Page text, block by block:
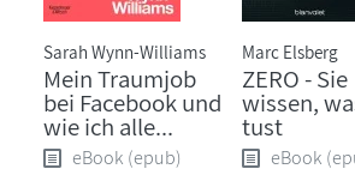
Sarah Wynn-Williams
Mein Traumjob
bei Facebook und
wie ich alle...
eBook (epub)
Marc Elsberg
ZERO - Sie
wissen,
tust
eBook